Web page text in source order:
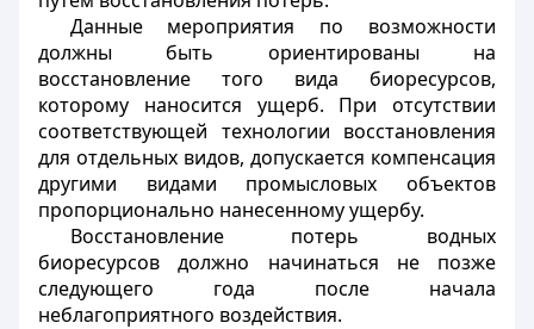
Данные мероприятия по возможности
должны быть ориентированы на
восстановление того вида биоресурсов,
которому наносится ущерб. При отсутствии
соответствующей технологии восстановления
для отдельных видов, допускается компенсация
другими видами промысловых объектов
пропорционально нанесенному ущербу.
Восстановление потерь водных
биоресурсов должно начинаться не позже
следующего года после начала
неблагоприятного воздействия.